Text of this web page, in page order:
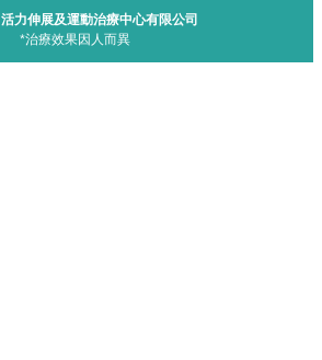
活力伸展及運動治療中心有限公司
*治療效果因人而異